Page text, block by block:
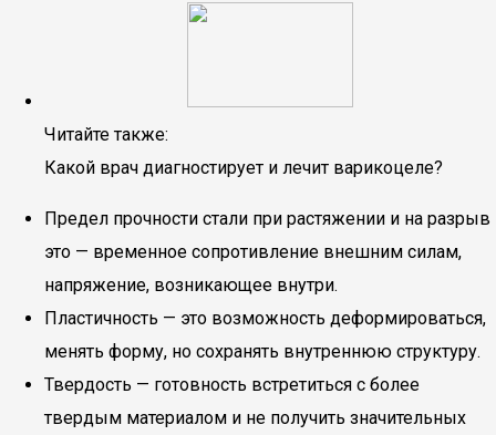
Читайте также:
Какой врач диагностирует и лечит варикоцеле?
Предел прочности стали при растяжении и на разрыв
это — временное сопротивление внешним силам,
напряжение, возникающее внутри.
Пластичность — это возможность деформироваться,
менять форму, но сохранять внутреннюю структуру.
Твердость — готовность встретиться с более
твердым материалом и не получить значительных